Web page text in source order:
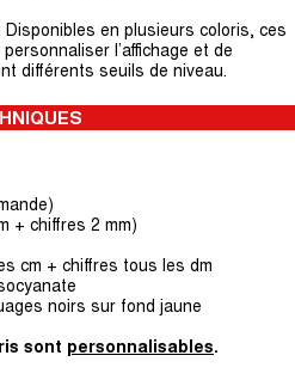
Disponibles en plusieurs coloris, ces
l’affichage et de
différents seuils de niveau.
+ chiffres 2 mm)
cm + chiffres tous les dm
noirs sur fond jaune
sont personnalisables.